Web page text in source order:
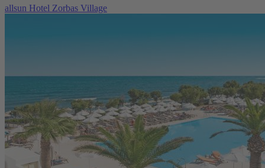
allsun Hotel Zorbas Village